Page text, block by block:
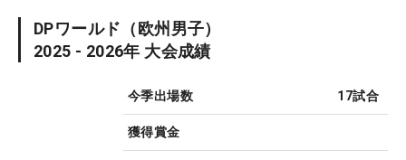
DPワールド （欧州男子）
2025 - 2026年 大会成績
今季出場数 17試合
獲得賞金